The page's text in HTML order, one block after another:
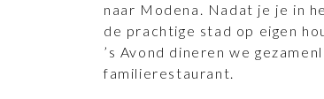
naar Modena. Nadat je je in
de prachtige stad op eigen
’s Avond dineren we
familierestaurant.